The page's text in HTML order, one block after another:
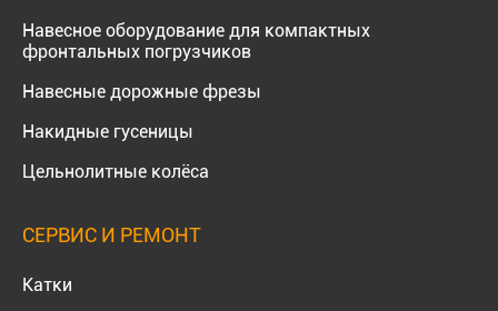
Навесное оборудование для компактных
фронтальных погрузчиков
Навесные дорожные фрезы
Накидные гусеницы
Цельнолитные колёса
СЕРВИС И РЕМОНТ
Катки